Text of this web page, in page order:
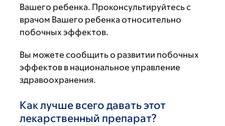
Вашего ребенка. Проконсультируйтесь с
врачом Вашего ребенка относительно
побочных эффектов.
Вы можете сообщить о развитии побочных
эффектов в национальное управление
здравоохранения.
Как лучше всего давать этот
лекарственный препарат?